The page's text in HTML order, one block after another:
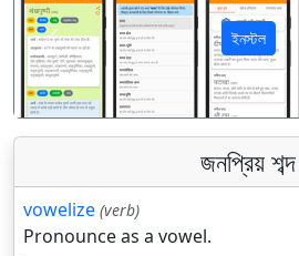
ইনস্টল
पिछला
জনপ্রিয় শব্দ
vowelize (verb)
Pronounce as a vowel.